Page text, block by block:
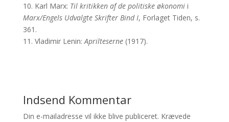
10. Karl Marx: Til kritikken af de politiske økonomii
Marx/Engels Udvalgte Skrifter Bind I, Forlaget Tiden, s.
361.
11. Vladimir Lenin: Aprilteserne(1917).
Indsend Kommentar
Din e-mailadresse vil ikke blive publiceret. Krævede